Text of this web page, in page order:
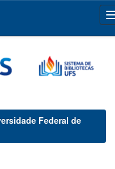
Federal de